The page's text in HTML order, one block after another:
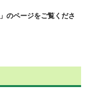
」のページをご覧くださ